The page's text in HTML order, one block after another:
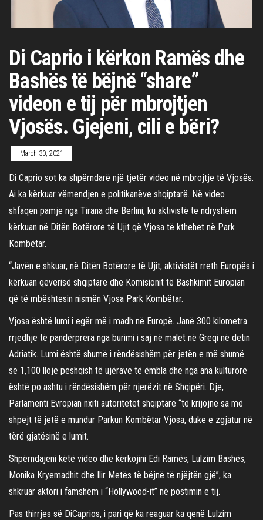
Di Caprio i kërkon Ramës dhe
Bashës të bëjnë “share”
videon e tij për mbrojtjen
Vjosës. Gjejeni, cili e bëri?
March 30, 2021
Di Caprio sot ka shpërndarë një tjetër video në mbrojtje të Vjosës.
Ai ka kërkuar vëmendjen e politikanëve shqiptarë. Në video
shfaqen pamje nga Tirana dhe Berlini, ku aktivistë të ndryshëm
kërkuan në Ditën Botërore të Ujit që Vjosa të kthehet në Park
Kombëtar.
“Javën e shkuar, në Ditën Botërore të Ujit, aktivistët rreth Europës i
kërkuan qeverisë shqiptare dhe Komisionit të Bashkimit Europian
që të mbështesin nismën Vjosa Park Kombëtar.
Vjosa është lumi i egër më i madh në Europë. Janë 300 kilometra
rrjedhje të pandërprera nga burimi i saj në malet në Greqi në detin
Adriatik. Lumi është shumë i rëndësishëm për jetën e më shumë
se 1,100 lloje peshqish të ujërave të ëmbla dhe nga ana kulturore
është po ashtu i rëndësishëm për njerëzit në Shqipëri. Dje,
Parlamenti Evropian nxiti autoritetet shqiptare “të krijojnë sa më
shpejt të jetë e mundur Parkun Kombëtar Vjosa, duke e zgjatur në
tërë gjatësinë e lumit.
Shpërndajeni këtë video dhe kërkojini Edi Ramës, Lulzim Bashës,
Monika Kryemadhit dhe Ilir Metës të bëjnë të njëjtën gjë”, ka
shkruar aktori i famshëm i “Hollywood-it” në postimin e tij.
Pas thirrjes së DiCaprios, i pari që ka reaguar ka qenë Lulzim